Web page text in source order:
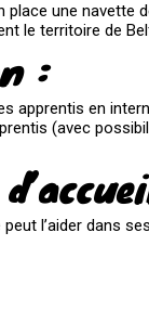
une navette
le territoire de
:
apprentis en
(avec
l’aider dans